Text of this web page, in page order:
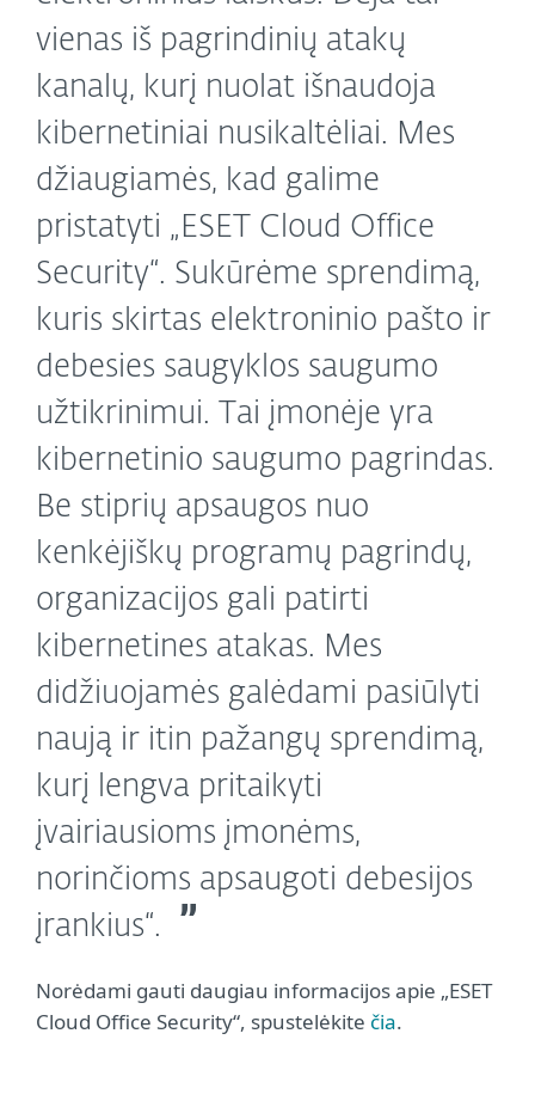
vienas iš pagrindinių atakų
kanalų, kurį nuolat išnaudoja
kibernetiniai nusikaltėliai. Mes
džiaugiamės, kad galime
pristatyti „ESET Cloud Office
Security“. Sukūrėme sprendimą,
kuris skirtas elektroninio pašto ir
debesies saugyklos saugumo
užtikrinimui. Tai įmonėje yra
kibernetinio saugumo pagrindas.
Be stiprių apsaugos nuo
kenkėjiškų programų pagrindų,
organizacijos gali patirti
kibernetines atakas. Mes
didžiuojamės galėdami pasiūlyti
naują ir itin pažangų sprendimą,
kurį lengva pritaikyti
įvairiausioms įmonėms,
norinčioms apsaugoti debesijos
įrankius“.
Norėdami gauti daugiau informacijos apie „ESET
Cloud Office Security“, spustelėkite čia.